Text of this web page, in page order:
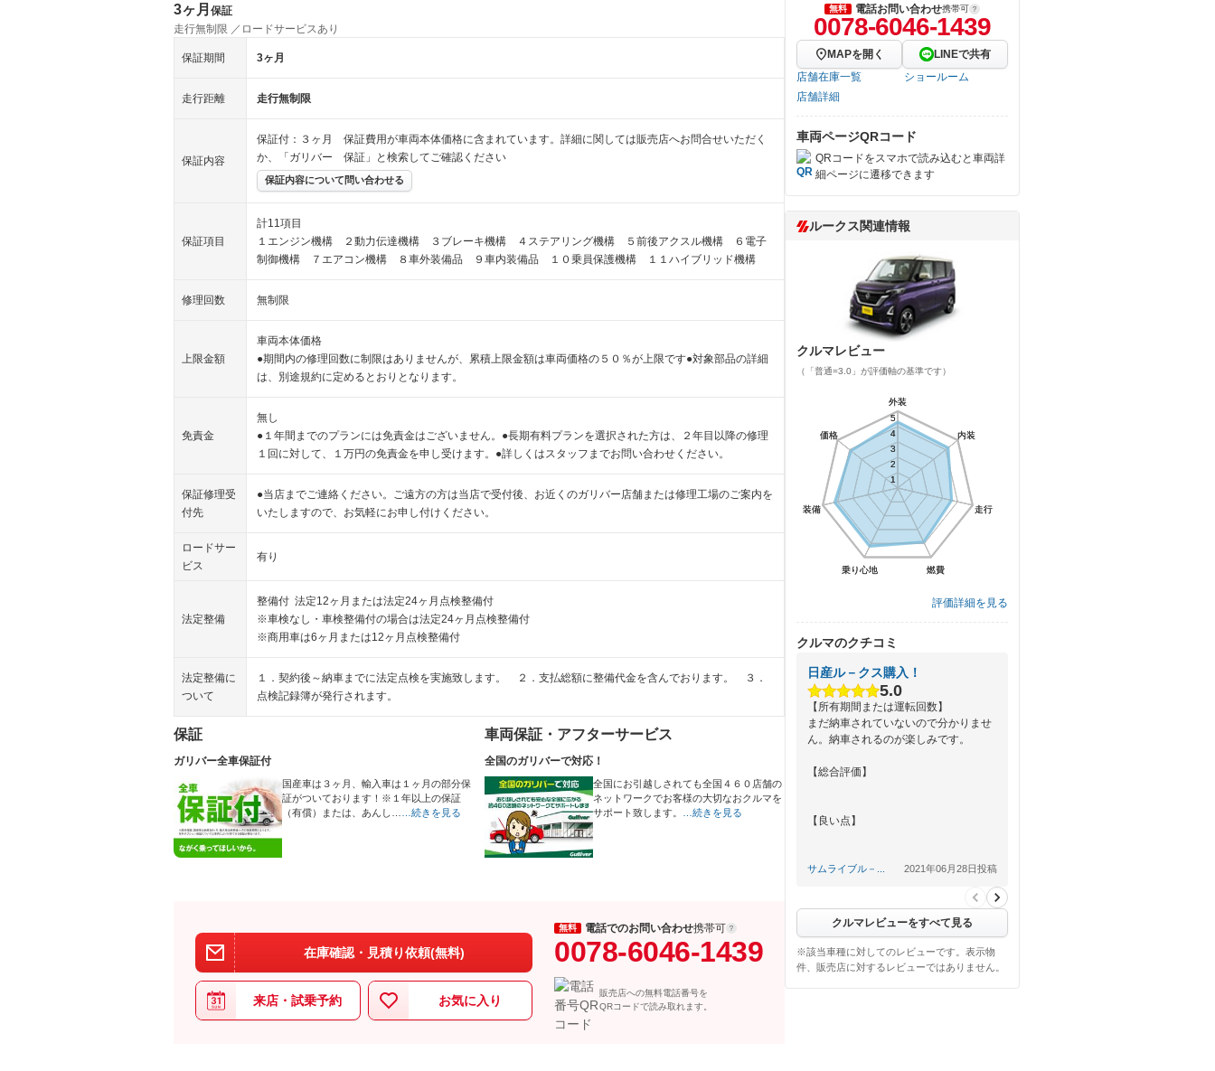
3ヶ月 保証
走行無制限 ／ロードサービスあり
保証期間 3ヶ月
走行距離 走行無制限
保証内容
保証付：３ヶ月 保証費用が車両本体価格に含まれています。詳細に関しては販売店へお問合せいただく
か、「ガリバー 保証」と検索してご確認ください
保証内容について問い合わせる
保証項目
計11項目
１エンジン機構 ２動力伝達機構 ３ブレーキ機構 ４ステアリング機構 ５前後アクスル機構 ６電子
制御機構 ７エアコン機構 ８車外装備品 ９車内装備品 １０乗員保護機構 １１ハイブリッド機構
修理回数 無制限
上限金額
車両本体価格
●期間内の修理回数に制限はありませんが、累積上限金額は車両価格の５０％が上限です●対象部品の詳細
は、別途規約に定めるとおりとなります。
免責金
無し
●１年間までのプランには免責金はございません。●長期有料プランを選択された方は、２年目以降の修理
１回に対して、１万円の免責金を申し受けます。●詳しくはスタッフまでお問い合わせください。
保証修理受
付先
●当店までご連絡ください。ご遠方の方は当店で受付後、お近くのガリバー店舗または修理工場のご案内を
いたしますので、お気軽にお申し付けください。
ロードサー
ビス
有り
法定整備
整備付 法定12ヶ月または法定24ヶ月点検整備付
※車検なし・車検整備付の場合は法定24ヶ月点検整備付
※商用車は6ヶ月または12ヶ月点検整備付
法定整備に
ついて
１．契約後～納車までに法定点検を実施致します。 ２．支払総額に整備代金を含んでおります。 ３．
点検記録簿が発行されます。
保証
ガリバー全車保証付
国産車は３ヶ月、輸入車は１ヶ月の部分保
証がついております！※１年以上の保証
（有償）または、あんし…
…続きを見る
車両保証・アフターサービス
全国のガリバーで対応！
全国にお引越しされても全国４６０店舗の
ネットワークでお客様の大切なおクルマを
サポート致します。
…続きを見る
在庫確認・見積り依頼(無料)
来店・試乗予約 お気に入り
無料 電話でのお問い合わせ携帯可
0078-6046-1439
販売店への無料電話番号を
QRコードで読み取れます。
無料 電話お問い合わせ携帯可
0078-6046-1439
MAPを開く
LINEで共有
店舗在庫一覧
ショールーム
店舗詳細
車両ページQRコード
QRコードをスマホで読み込むと車両詳
細ページに遷移できます
ルークス関連情報
クルマレビュー
（「普通=3.0」が評価軸の基準です）
外装
内装
走行
燃費
乗り心地
装備
価格
1
2
3
4
5
外装
内装
走行
燃費
乗り心地
装備
価格
1
2
3
4
5
評価詳細を見る
クルマのクチコミ
日産ル－クス購入！
5.0
【所有期間または運転回数】
まだ納車されていないので分かりませ
ん。納車されるのが楽しみです。
【総合評価】
【良い点】
【悪い点】
サムライブル－... 2021年06月28日投稿
クルマレビューをすべて見る
※該当車種に対してのレビューです。表示物
件、販売店に対するレビューではありません。